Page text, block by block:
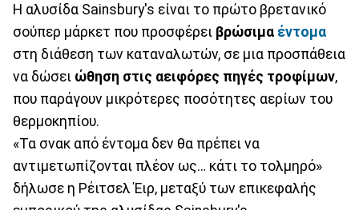
Η αλυσίδα Sainsbury's είναι το πρώτο βρετανικό
σούπερ μάρκετ που προσφέρει βρώσιμα έντομα
στη διάθεση των καταναλωτών, σε μια προσπάθεια
να δώσει ώθηση στις αειφόρες πηγές τροφίμων,
που παράγουν μικρότερες ποσότητες αερίων του
θερμοκηπίου.
«Τα σνακ από έντομα δεν θα πρέπει να
αντιμετωπίζονται πλέον ως… κάτι το τολμηρό»
δήλωσε η Ρέιτσελ Έιρ, μεταξύ των επικεφαλής